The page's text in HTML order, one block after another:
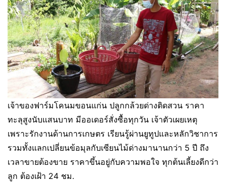
เจ้าของฟาร์มโคนมขอนแก่น ปลูกกล้วยด่างติดสวน ราคา
ทะลุสูงนับแสนบาท มีออเดอร์สั่งซื้อทุกวัน เจ้าตัวเผยเหตุ
เพราะรักงานด้านการเกษตร เรียนรู้ผ่านยูทูปและหลักวิชาการ
รวมทั้งแลกเปลี่ยนข้อมุลกับเซียนไม้ด่างมานานกว่า 5 ปี ถึง
เวลาขายต้องขาย ราคาขึ้นอยู่กับความพอใจ ทุกต้นเลี้ยงดีกว่า
ลูก ต้องเฝ้า 24 ชม.